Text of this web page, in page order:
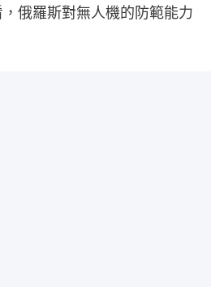
，俄羅斯對無人機的防範能力